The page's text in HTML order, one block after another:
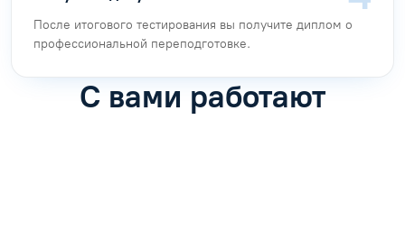
После итогового тестирования вы получите диплом о
профессиональной переподготовке.
С вами работают